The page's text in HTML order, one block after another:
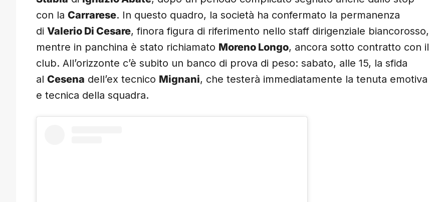
con la Carrarese. In questo quadro, la società ha confermato la permanenza
di Valerio Di Cesare, finora figura di riferimento nello staff dirigenziale biancorosso,
mentre in panchina è stato richiamato Moreno Longo, ancora sotto contratto con il
club. All’orizzonte c’è subito un banco di prova di peso: sabato, alle 15, la sfida
al Cesena dell’ex tecnico Mignani, che testerà immediatamente la tenuta emotiva
e tecnica della squadra.